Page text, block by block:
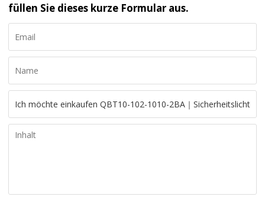
füllen Sie dieses kurze Formular aus.